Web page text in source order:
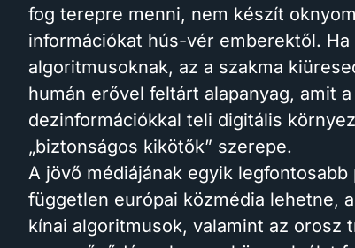
fog terepre menni, nem készít
információkat hús-vér emberektől.
algoritmusoknak, az a szakma
humán erővel feltárt alapanyag, amit
dezinformációkkal teli digitális
„biztonságos kikötők” szerepe.
A jövő médiájának egyik
független európai közmédia lehetne,
kínai algoritmusok, valamint az orosz